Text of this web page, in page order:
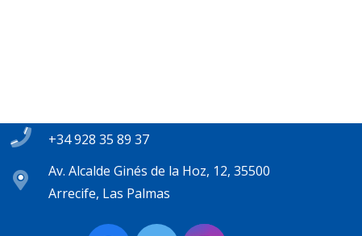
+34 928 35 89 37
Av. Alcalde Ginés de la Hoz, 12, 35500
Arrecife, Las Palmas